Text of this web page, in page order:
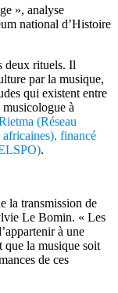
», analyse
national d’Histoire
deux rituels. Il
par la musique,
qui existent entre
à
(Réseau
africaines), financé
.
la transmission de
Le Bomin. « Les
à une
la musique soit
de ces